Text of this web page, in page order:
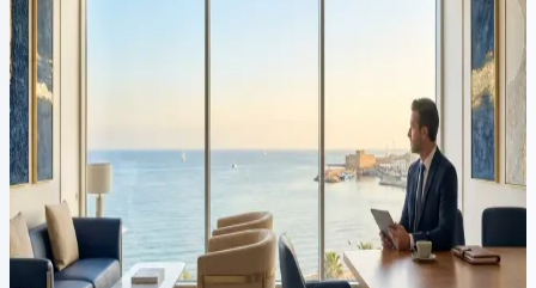
Ciudadanía chipriota por
naturalización | Solicitud de
ciudadanía de Chipre |
Philippou Law Firm